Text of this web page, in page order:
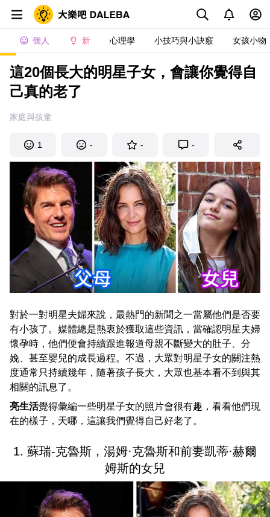
個人 新 心理學 小技巧與小訣竅 女孩小物
這20個長大的明星子女，會讓你覺得自
己真的老了
家庭與孩童
1 - - -
對於一對明星夫婦來說，最熱門的新聞之一當屬他們是否要
有小孩了。媒體總是熱衷於獲取這些資訊，當確認明星夫婦
懷孕時，他們便會持續跟進報道母親不斷變大的肚子、分
娩、甚至嬰兒的成長過程。不過，大眾對明星子女的關注熱
度通常只持續幾年，隨著孩子長大，大眾也基本看不到與其
相關的訊息了。
亮生活覺得彙編一些明星子女的照片會很有趣，看看他們現
在的樣子，天哪，這讓我們覺得自己好老了。
1. 蘇瑞-克魯斯，湯姆·克魯斯和前妻凱蒂·赫爾
姆斯的女兒